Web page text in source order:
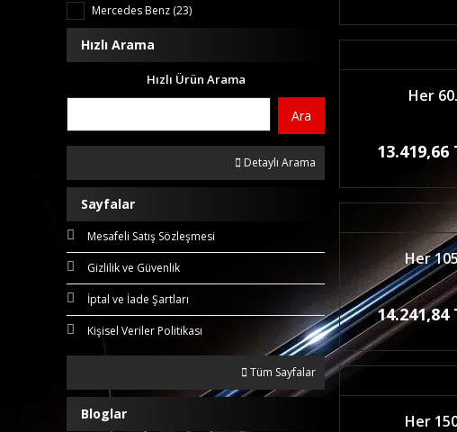
Mercedes Benz (23)
Hızlı Arama
Hızlı Ürün Arama
Ara
Detaylı Arama
Sayfalar
Mesafeli Satış Sözleşmesi
Gizlilik ve Güvenlik
İptal ve İade Şartları
Kişisel Veriler Politikası
Tüm Sayfalar
Bloglar
Her
Her
Her